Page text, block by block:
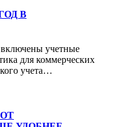
В
учетные
для коммерческих
учета…